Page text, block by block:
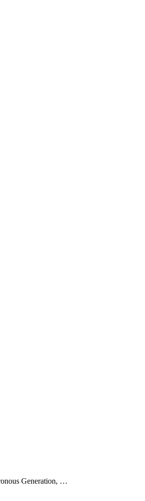
Generation, …